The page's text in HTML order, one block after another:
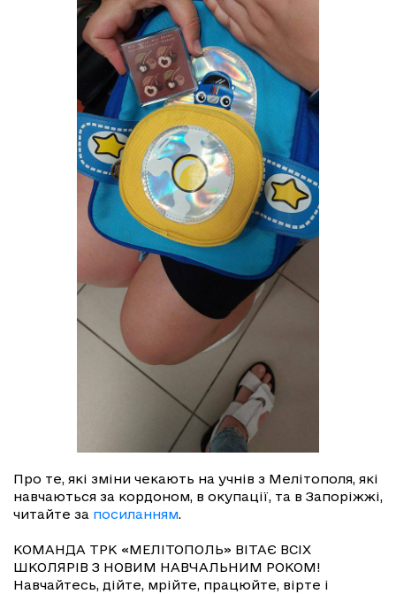
Про те, які зміни чекають на учнів з Мелітополя, які
навчаються за кордоном, в окупації, та в Запоріжжі,
читайте за посиланням.
КОМАНДА ТРК «МЕЛІТОПОЛЬ» ВІТАЄ ВСІХ
ШКОЛЯРІВ З НОВИМ НАВЧАЛЬНИМ РОКОМ!
Навчайтесь, дійте, мрійте, працюйте, вірте і